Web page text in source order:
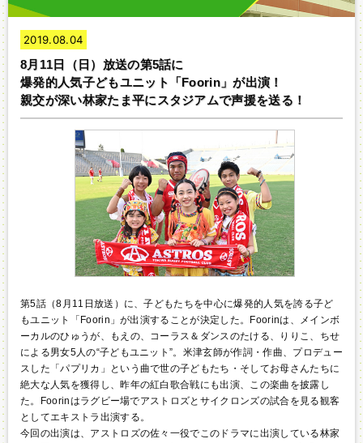
2019.08.04
8月11日（日）放送の第5話に
爆発的人気子どもユニット「Foorin」が出演！
親交が深い林家たま平にスタジアムで声援を送る！
第5話（8月11日放送）に、子どもたちを中心に爆発的人気を誇る子ど
もユニット「Foorin」が出演することが決定した。Foorinは、メインボ
ーカルのひゅうが、もえの、コーラス＆ダンスのたける、りりこ、ちせ
による男女5人の“子どもユニット”。米津玄師が作詞・作曲、プロデュー
スした「パプリカ」という曲で世の子どもたち・そしてお母さんたちに
絶大な人気を獲得し、昨年の紅白歌合戦にも出演、この楽曲を披露し
た。Foorinはラグビー場でアストロズとサイクロンズの試合を見る観客
としてエキストラ出演する。
今回の出演は、アストロズの佐々一役でこのドラマに出演している林家